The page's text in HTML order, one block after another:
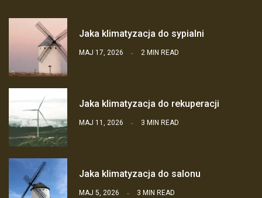
Jaka klimatyzacja do sypialni
MAJ 17, 2026 2 MIN READ
Jaka klimatyzacja do rekuperacji
MAJ 11, 2026 3 MIN READ
Jaka klimatyzacja do salonu
MAJ 5, 2026 3 MIN READ